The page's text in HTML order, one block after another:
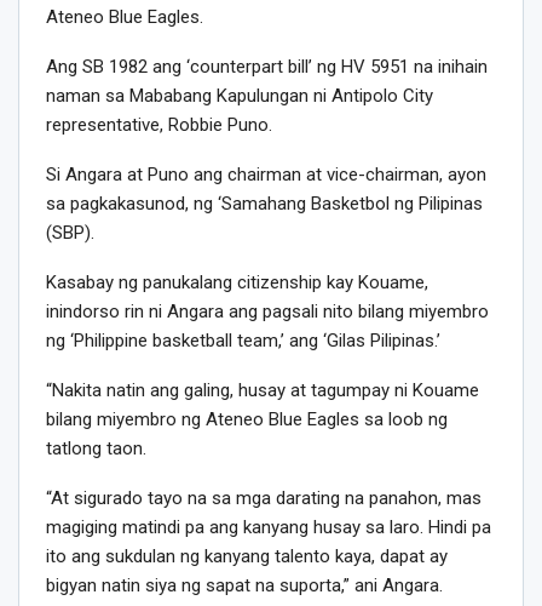
Ateneo Blue Eagles.
Ang SB 1982 ang ‘counterpart bill’ ng HV 5951 na inihain
naman sa Mababang Kapulungan ni Antipolo City
representative, Robbie Puno.
Si Angara at Puno ang chairman at vice-chairman, ayon
sa pagkakasunod, ng ‘Samahang Basketbol ng Pilipinas
(SBP).
Kasabay ng panukalang citizenship kay Kouame,
inindorso rin ni Angara ang pagsali nito bilang miyembro
ng ‘Philippine basketball team,’ ang ‘Gilas Pilipinas.’
“Nakita natin ang galing, husay at tagumpay ni Kouame
bilang miyembro ng Ateneo Blue Eagles sa loob ng
tatlong taon.
“At sigurado tayo na sa mga darating na panahon, mas
magiging matindi pa ang kanyang husay sa laro. Hindi pa
ito ang sukdulan ng kanyang talento kaya, dapat ay
bigyan natin siya ng sapat na suporta,” ani Angara.